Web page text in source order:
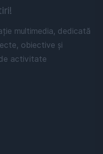
multimedia, dedicată
obiective și
activitate